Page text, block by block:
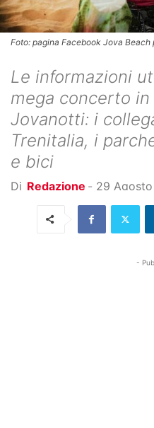
Foto: pagina Facebook Jova Beach
Le informazioni
mega concerto
Jovanotti: i
Trenitalia, i
e bici
Di Redazione - 29
-